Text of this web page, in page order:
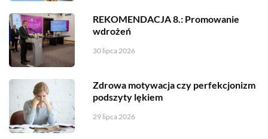
REKOMENDACJA 8.: Promowanie
wdrożeń
30 lipca 2026
Zdrowa motywacja czy perfekcjonizm
podszyty lękiem
29 lipca 2026